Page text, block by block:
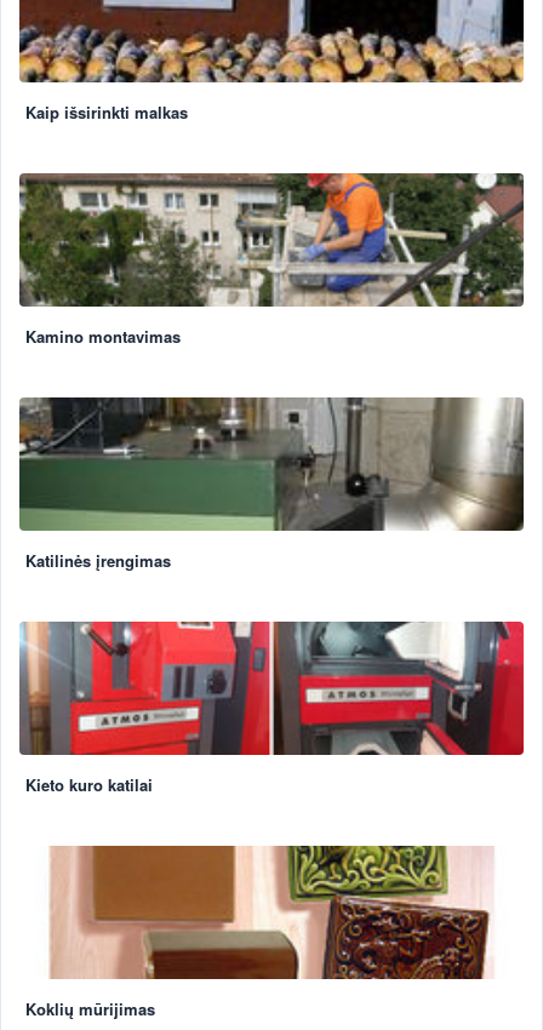
Kaip išsirinkti malkas
Kamino montavimas
Katilinės įrengimas
Kieto kuro katilai
Koklių mūrijimas